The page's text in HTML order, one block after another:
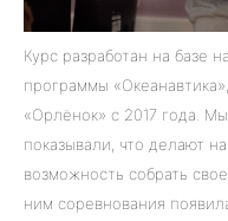
Курс разработан на базе
программы «Океанавтика»
«Орлёнок» с 2017 года.
показывали, что делают
возможность собрать
ним соревнования